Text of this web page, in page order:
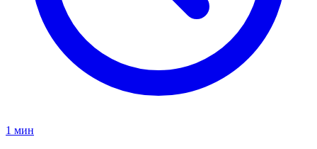
1 мин